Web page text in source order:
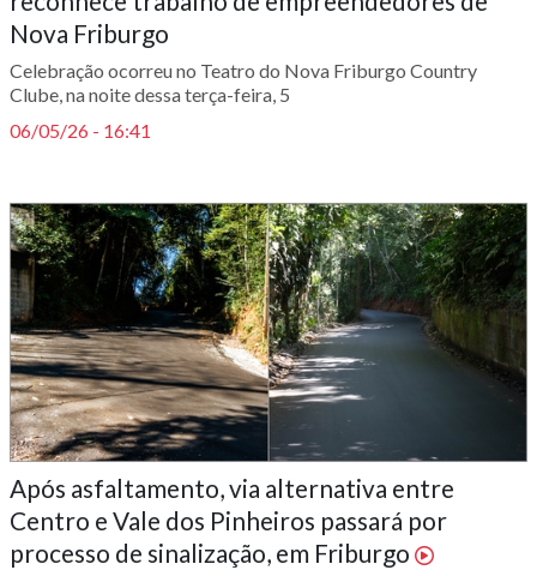
Nova Friburgo
Celebração ocorreu no Teatro do Nova Friburgo Country
Clube, na noite dessa terça-feira, 5
06/05/26 - 16:41
Após asfaltamento, via alternativa entre
Centro e Vale dos Pinheiros passará por
processo de sinalização, em Friburgo